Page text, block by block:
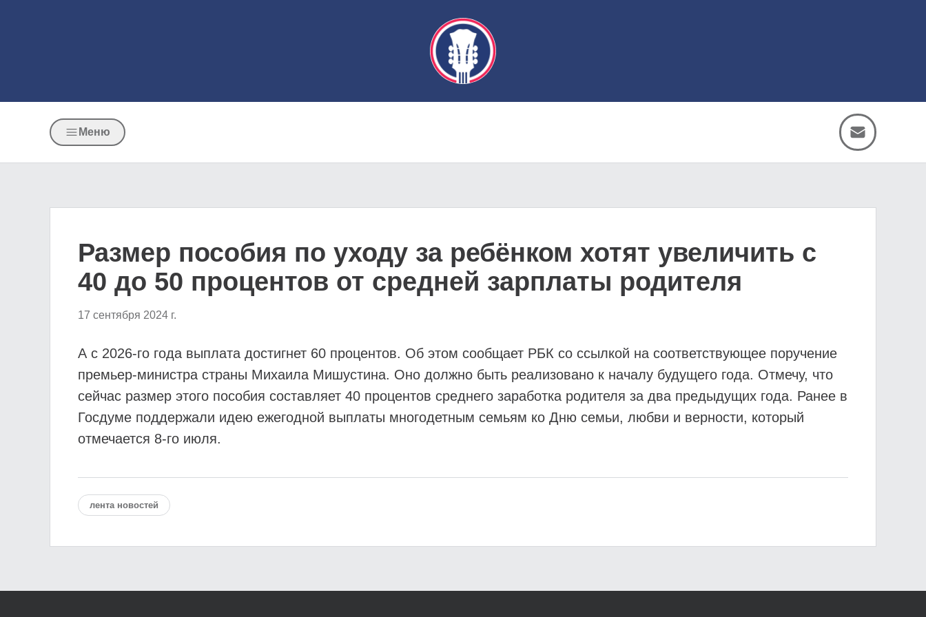
Меню
Размер пособия по уходу за ребёнком хотят увеличить с
40 до 50 процентов от средней зарплаты родителя
17 сентября 2024 г.
А с 2026-го года выплата достигнет 60 процентов. Об этом сообщает РБК со ссылкой на соответствующее поручение
премьер-министра страны Михаила Мишустина. Оно должно быть реализовано к началу будущего года. Отмечу, что
сейчас размер этого пособия составляет 40 процентов среднего заработка родителя за два предыдущих года. Ранее в
Госдуме поддержали идею ежегодной выплаты многодетным семьям ко Дню семьи, любви и верности, который
отмечается 8-го июля.
лента новостей